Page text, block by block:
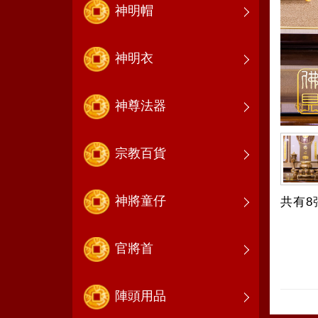
神明帽
神明衣
神尊法器
宗教百貨
神將童仔
官將首
陣頭用品
共有8